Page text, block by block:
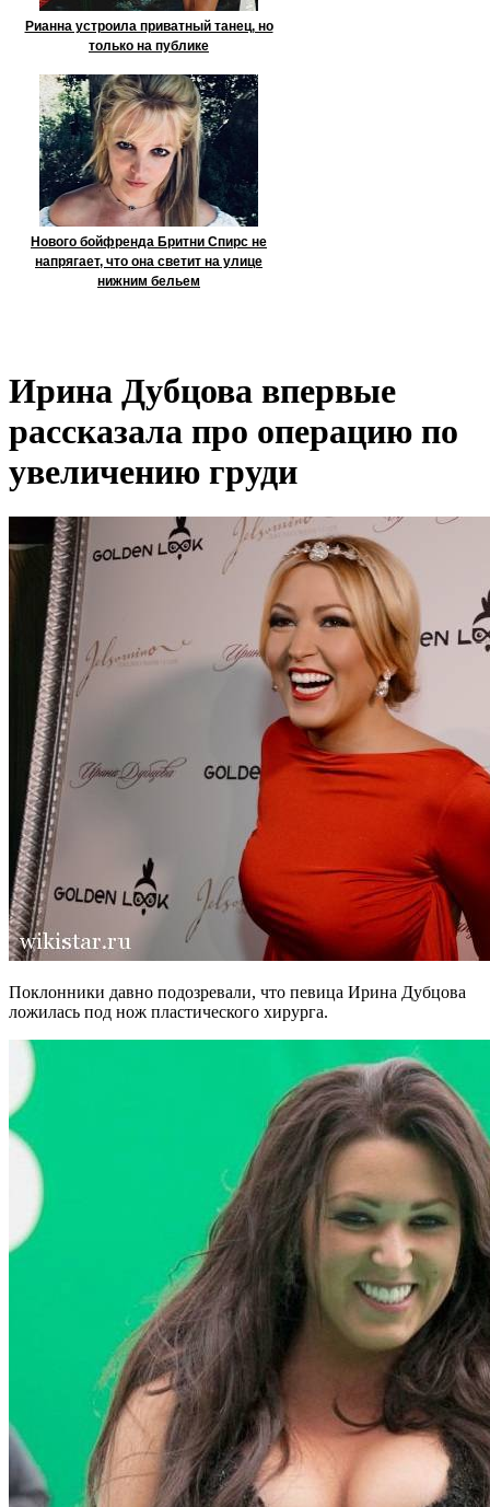
Рианна устроила приватный танец, но
только на публике
Нового бойфренда Бритни Спирс не
напрягает, что она светит на улице
нижним бельем
Ирина Дубцова впервые
рассказала про операцию по
увеличению груди
Поклонники давно подозревали, что певица Ирина Дубцова
ложилась под нож пластического хирурга.